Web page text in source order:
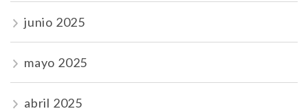
junio 2025
mayo 2025
abril 2025